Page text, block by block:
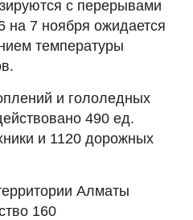
с перерывами
на 7 ноября ожидается
температуры
и гололедных
490 ед.
и 1120 дорожных
Алматы
160